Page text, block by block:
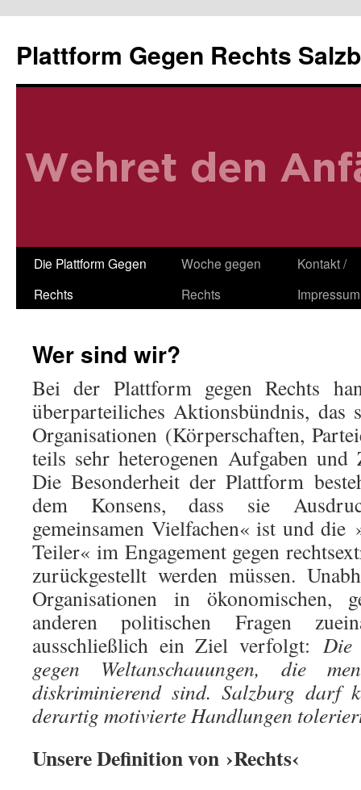
springen
Plattform Gegen Rechts
Die Plattform Gegen
Rechts
Woche gegen
Rechts
Kontakt /
Impressum
Wer sind wir?
Bei der Plattform gegen Rechts
überparteiliches Aktionsbündnis, das
Organisationen (Körperschaften,
teils sehr heterogenen Aufgaben und
Die Besonderheit der Plattform
dem Konsens, dass sie
gemeinsamen Vielfachen« ist und die
Teiler« im Engagement gegen
zurückgestellt werden müssen.
Organisationen in ökonomischen,
anderen politischen Fragen
ausschließlich ein Ziel verfolgt:Die
gegen Weltanschauungen, die
diskriminierend sind. Salzburg darf
derartig motivierte Handlungen
Unsere Definition von ›Rechts‹